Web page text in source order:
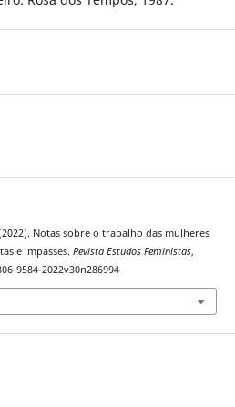
Notas sobre o trabalho das mulheres
e impasses. Revista Estudos Feministas,
9584-2022v30n286994